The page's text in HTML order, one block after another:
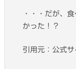
・・・だが、
かった！？
引用元：公式サ